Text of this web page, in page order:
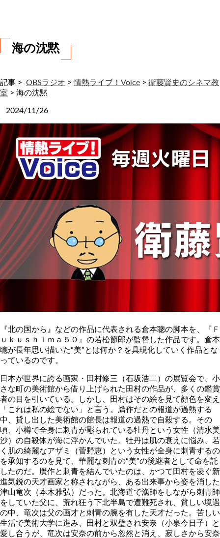
海の沈黙
記事 > OBSラジオ >情熱ライブ！Voice > 衛藤賢史のシネマ教
室 > 海の沈黙
2024/11/26
『北の国から』などの作品に代表される倉本聰の脚本を、『Ｆ
ｕｋｕｓｈｉｍａ５０』の若松節郎が監督した作品です。倉本
聰が長年思い描いた“美”とは何か？を具現化していく作品とな
っているのです。
日本が世界に誇る画家・田村修三（石坂浩二）の展覧会で、小
さな町の美術館から借り上げられた田村の作品が、多くの鑑賞
者の目を引いている。しかし、田村はその絵を見て顔色を変え
「これは私の絵でない」と言う。贋作だとの報道が過熱する
中、貸し出した美術館の館長は報道の過熱で自殺する。その
頃、小樽で全身に刺青が彫られている牡丹という女性（清水美
沙）の自殺体が海に浮かんでいた。牡丹は肌の衰えに悩み、若
く肌の綺麗なアザミ（菅野恵）という女性が全身に刺青するの
を承知するのを見て、華麗な刺青の“美”の後継者として命を託
したのだ。贋作と刺青を結んでいたのは、かつて田村を凌ぐ新
進気鋭の天才画家と称されながら、ある出来事から姿を消した
津山竜次（本木雅弘）だった。北海道で漁師をしながら刺青師
をしていた父に、荒れ狂う下北半島で遭難死され、貧しい境遇
の中、竜次は父の画才と刺青の腕を有した天才だった。苦しい
生活で美術大学に進み、田村と双璧され安奈（小泉今日子）と
愛し合うが、竜次は安奈の前から忽然と消え、寂しさから安奈